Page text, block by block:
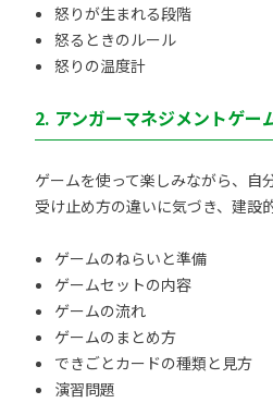
怒りが生まれる段階
怒るときのルール
怒りの温度計
2. アンガーマネジメントゲ
ゲームを使って楽しみながら、自
受け止め方の違いに気づき、建設
ゲームのねらいと準備
ゲームセットの内容
ゲームの流れ
ゲームのまとめ方
できごとカードの種類と見方
演習問題